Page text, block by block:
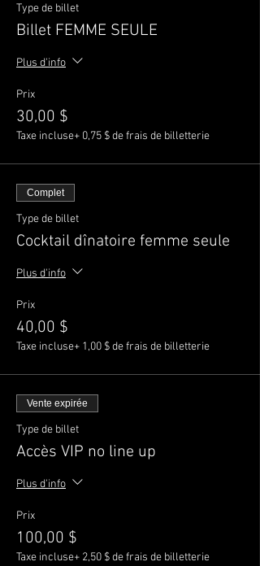
Type de billet
Billet FEMME SEULE
Plus d'info
Prix
30,00 $
Taxe incluse+ 0,75 $ de frais de billetterie
Complet
Type de billet
Cocktail dînatoire femme seule
Plus d'info
Prix
40,00 $
Taxe incluse+ 1,00 $ de frais de billetterie
Vente expirée
Type de billet
Accès VIP no line up
Plus d'info
Prix
100,00 $
Taxe incluse+ 2,50 $ de frais de billetterie